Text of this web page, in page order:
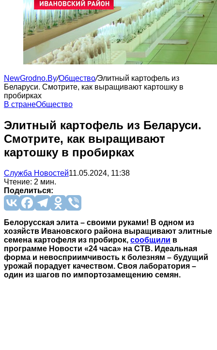
NewGrodno.By/Общество/Элитный картофель из
Беларуси. Смотрите, как выращивают картошку в
пробирках
В странеОбщество
Элитный картофель из Беларуси.
Смотрите, как выращивают
картошку в пробирках
Служба Новостей11.05.2024, 11:38
Чтение: 2 мин.
Поделиться:
Белорусская элита – своими руками! В одном из
хозяйств Ивановского района выращивают элитные
семена картофеля из пробирок, сообщили в
программе Новости «24 часа» на СТВ. Идеальная
форма и невосприимчивость к болезням – будущий
урожай порадует качеством. Своя лаборатория –
один из шагов по импортозамещению семян.